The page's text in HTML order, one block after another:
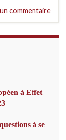
commentaire
à Effet
à se